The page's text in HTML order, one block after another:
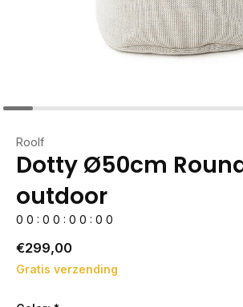
Roolf
Dotty Ø50cm
outdoor
0 0 : 0 0 : 0 0 : 0 0
€299,00
Gratis verzending